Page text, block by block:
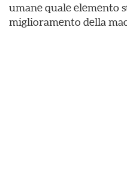
umane quale elemento
miglioramento della